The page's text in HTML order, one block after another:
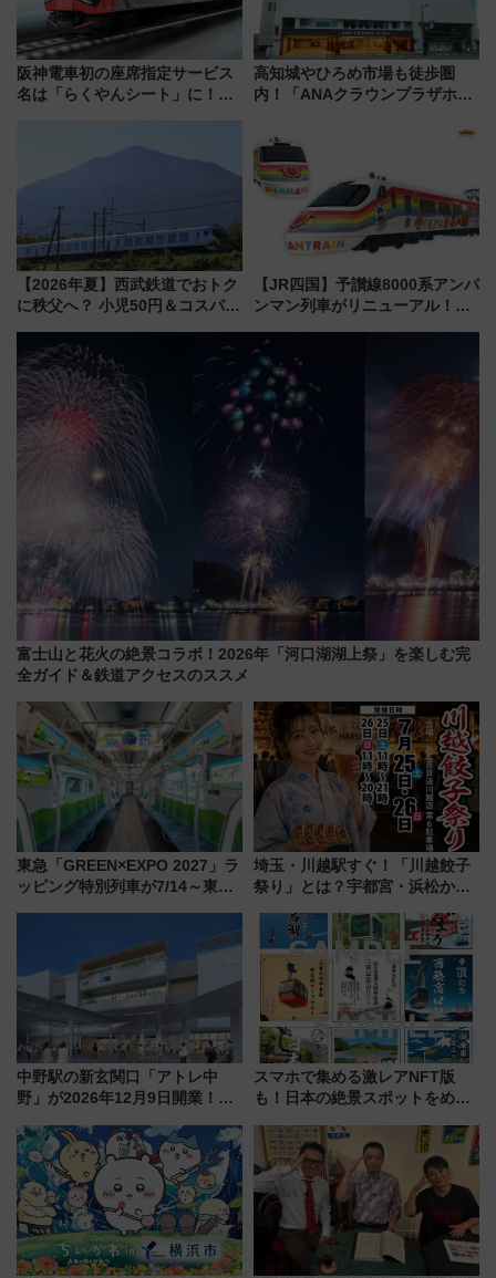
阪神電車初の座席指定サービス
名は「らくやんシート」に！新
高知城やひろめ市場も徒歩圏
内！「ANAクラウンプラザホテ
【2026年夏】西武鉄道でおトク
に秩父へ？ 小児50円＆コスパ最
族旅行！ 深夜の正丸トンネル探
検や特急ラビューも
【JR四国】予讃線8000系アンパ
ンマン列車がリニューアル！内
今年12月
富士山と花火の絶景コラボ！2026年「河口湖湖上祭」を楽しむ完
全ガイド＆鉄道アクセスのススメ
東急「GREEN×EXPO 2027」ラ
ッピング特別列車が7/14～東
ー！ 注目の編成やデザインまと
埼玉・川越駅すぐ！「川越餃子
祭り」とは？宇都宮・浜松から
を食べ比べ【7月25日・26日開
催】
中野駅の新玄関口「アトレ中
野」が2026年12月9日開業！新
注目スポット
スマホで集める激レアNFT版
も！日本の絶景スポットをめぐ
ん)」企画がスタート